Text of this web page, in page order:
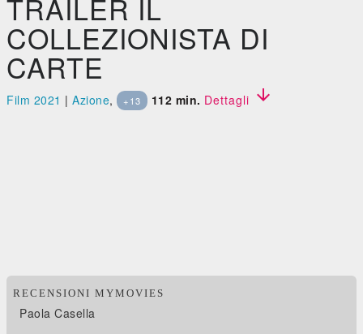
TRAILER IL
COLLEZIONISTA DI
CARTE
Film 2021 |Azione, +13 112 min. Dettagli 
RECENSIONI MYMOVIES
Paola Casella